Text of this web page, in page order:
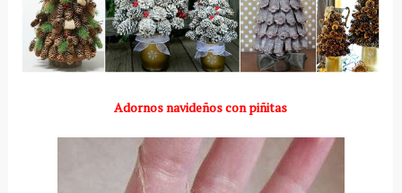
Adornos navideños con piñitas